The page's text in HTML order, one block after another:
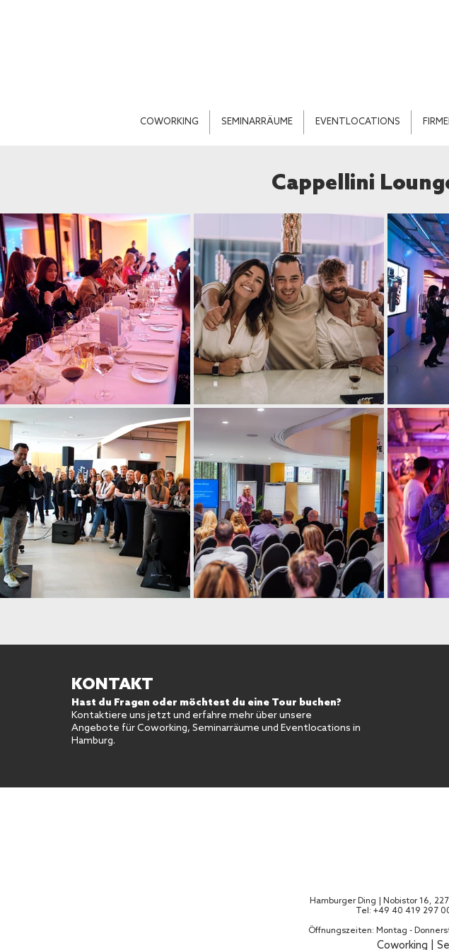
COWORKING SEMINARRÄUME EVENTLOCATIONS
Cappellini
KONTAKT
Hast du Fragen oder möchtest du eine Tour buchen?
Kontaktiere uns jetzt und erfahre mehr über unsere
Angebote für Coworking, Seminarräume und Eventlocations in
Hamburg.
Hamburger Ding | Nobistor 16,
Tel: +49 40 419 297
Öffnungszeiten: Montag -
Coworking